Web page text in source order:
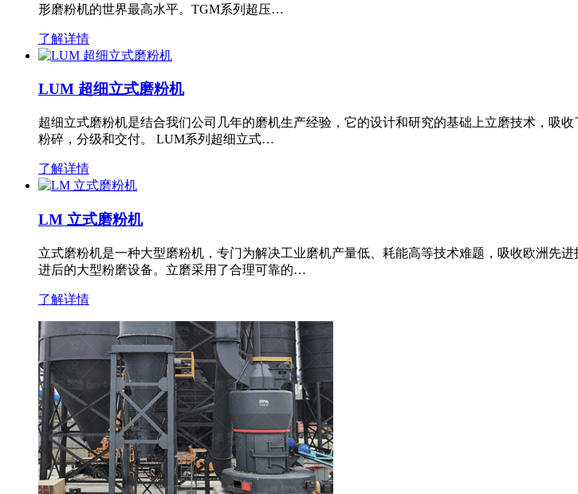
形磨粉机的世界最高水平。TGM系列超压…
了解详情
LUM 超细立式磨粉机
超细立式磨粉机是结合我们公司几年的磨机生产经验，它的设计和研究的基础上立磨技术，吸
粉碎，分级和交付。 LUM系列超细立式…
了解详情
LM 立式磨粉机
立式磨粉机是一种大型磨粉机，专门为解决工业磨机产量低、耗能高等技术难题，吸收欧洲先
进后的大型粉磨设备。立磨采用了合理可靠的…
了解详情